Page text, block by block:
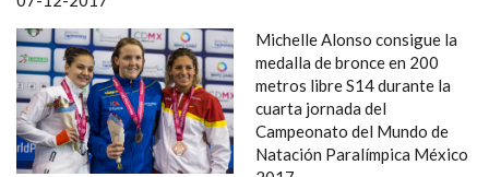
LA
NAVEGACIÓN
Michelle Alonso consigue la
medalla de bronce en 200
metros libre S14 durante la
cuarta jornada del
Campeonato del Mundo de
Natación Paralímpica México